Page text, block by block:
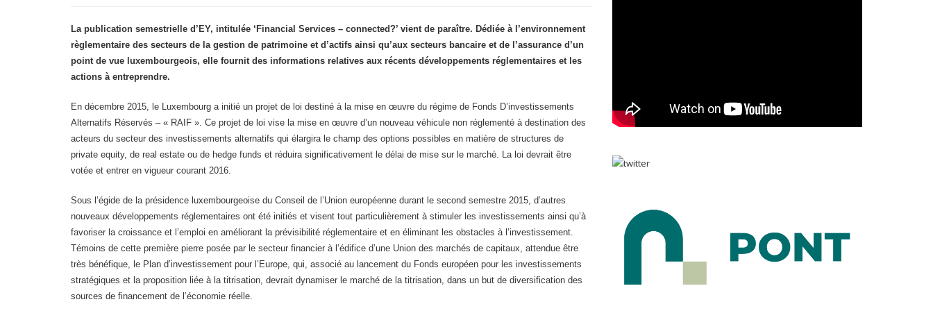
La publication semestrielle d’EY, intitulée ‘Financial Services – connected?’ vient de paraître. Dédiée à l’environnement
règlementaire des secteurs de la gestion de patrimoine et d’actifs ainsi qu’aux secteurs bancaire et de l’assurance d’un
point de vue luxembourgeois, elle fournit des informations relatives aux récents développements réglementaires et les
actions à entreprendre.
En décembre 2015, le Luxembourg a initié un projet de loi destiné à la mise en œuvre du régime de Fonds D’investissements
Alternatifs Réservés – « RAIF ». Ce projet de loi vise la mise en œuvre d’un nouveau véhicule non réglementé à destination des
acteurs du secteur des investissements alternatifs qui élargira le champ des options possibles en matière de structures de
private equity, de real estate ou de hedge funds et réduira significativement le délai de mise sur le marché. La loi devrait être
votée et entrer en vigueur courant 2016.
Sous l’égide de la présidence luxembourgeoise du Conseil de l’Union européenne durant le second semestre 2015, d’autres
nouveaux développements réglementaires ont été initiés et visent tout particulièrement à stimuler les investissements ainsi qu’à
favoriser la croissance et l’emploi en améliorant la prévisibilité réglementaire et en éliminant les obstacles à l’investissement.
Témoins de cette première pierre posée par le secteur financier à l’édifice d’une Union des marchés de capitaux, attendue être
très bénéfique, le Plan d’investissement pour l’Europe, qui, associé au lancement du Fonds européen pour les investissements
stratégiques et la proposition liée à la titrisation, devrait dynamiser le marché de la titrisation, dans un but de diversification des
sources de financement de l’économie réelle.